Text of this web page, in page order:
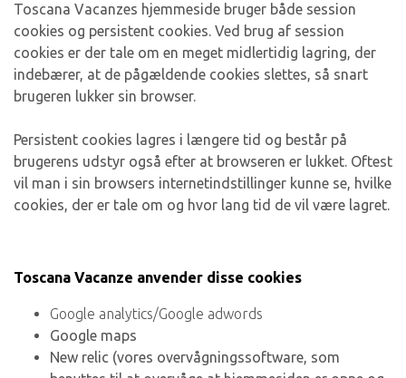
Toscana Vacanzes hjemmeside bruger både session
cookies og persistent cookies. Ved brug af session
cookies er der tale om en meget midlertidig lagring, der
indebærer, at de pågældende cookies slettes, så snart
brugeren lukker sin browser.
Persistent cookies lagres i længere tid og består på
brugerens udstyr også efter at browseren er lukket. Oftest
vil man i sin browsers internetindstillinger kunne se, hvilke
cookies, der er tale om og hvor lang tid de vil være lagret.
Toscana Vacanze anvender disse cookies
Google analytics/Google adwords
Google maps
New relic (vores overvågningssoftware, som